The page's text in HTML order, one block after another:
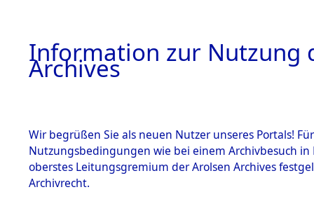
Information zur Nutzung
Archives
Wir begrüßen Sie als neuen Nutzer unseres Portals!
Nutzungsbedingungen wie bei einem Archivbesuch
oberstes Leitungsgremium der Arolsen Archives
Archivrecht.